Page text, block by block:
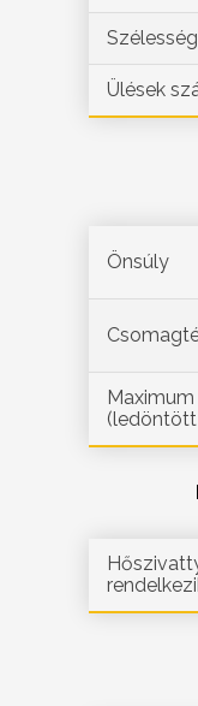
Ülések
Önsúly
(ledöntött